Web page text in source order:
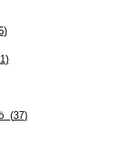
)
)
(37)